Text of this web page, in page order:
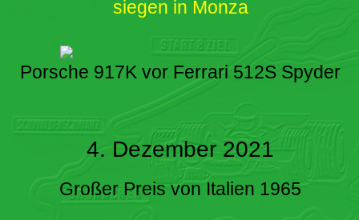
siegen in Monza
Porsche 917K vor Ferrari 512S Spyder
4. Dezember 2021
Großer Preis von Italien 1965